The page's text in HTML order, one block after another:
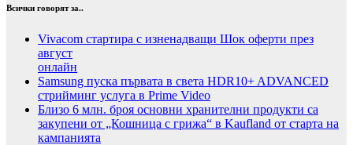
Всички говорят за..
Vivacom стартира с изненадващи Шок оферти през
август
онлайн
Samsung пуска първата в света HDR10+ ADVANCED
стрийминг услуга в Prime Video
Близо 6 млн. броя основни хранителни продукти са
закупени от „Кошница с грижа“ в Kaufland от старта на
кампанията